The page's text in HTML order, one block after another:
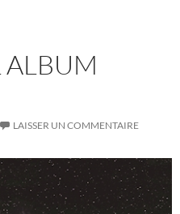
ALBUM
LAISSER UN COMMENTAIRE